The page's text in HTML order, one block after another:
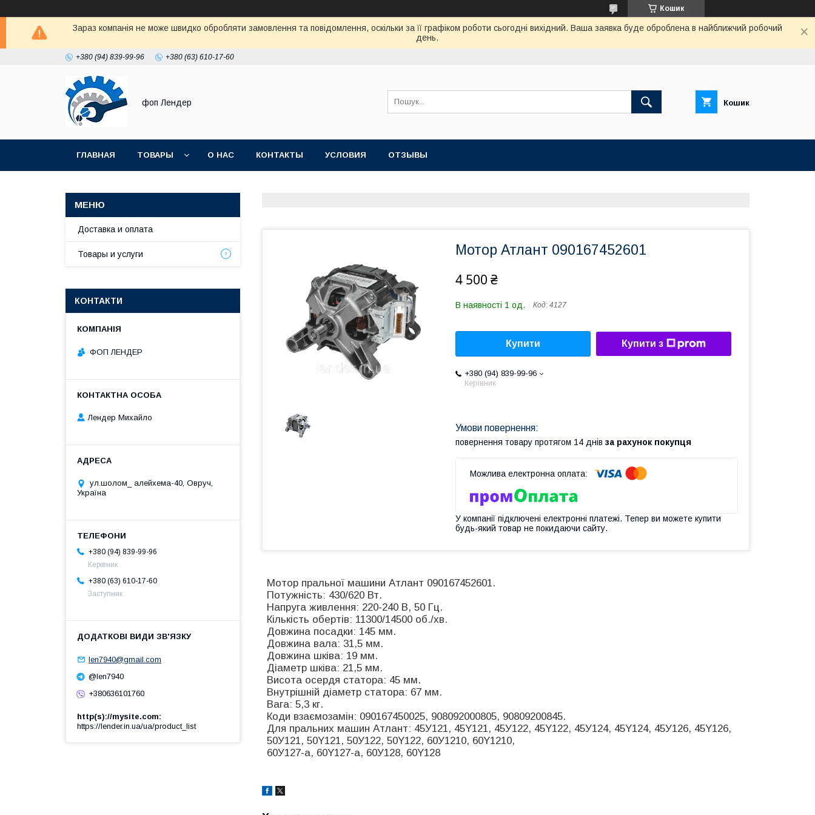
Кошик
Зараз компанія не може швидко обробляти замовлення та повідомлення, оскільки за її графіком роботи сьогодні вихідний. Ваша заявка буде оброблена в найближчий робочий
день.
+380 (94) 839-99-96 +380 (63) 610-17-60
фоп Лендер Кошик
ГЛАВНАЯ ТОВАРЫ О НАС КОНТАКТЫ УСЛОВИЯ ОТЗЫВЫ
Мотор Атлант 090167452601
4 500 ₴
В наявності 1 од. Код: 4127
Купити Купити з
+380 (94) 839-99-96
Керівник
повернення товару протягом 14 днів за рахунок покупця
У компанії підключені електронні платежі. Тепер ви можете купити
будь-який товар не покидаючи сайту.
Мотор пральної машини Атлант 090167452601.
Потужність: 430/620 Вт.
Напруга живлення: 220-240 В, 50 Гц.
Кількість обертів: 11300/14500 об./хв.
Довжина посадки: 145 мм.
Довжина вала: 31,5 мм.
Довжина шківа: 19 мм.
Діаметр шківа: 21,5 мм.
Висота осердя статора: 45 мм.
Внутрішній діаметр статора: 67 мм.
Вага: 5,3 кг.
Коди взаємозамін: 090167450025, 908092000805, 90809200845.
Для пральних машин Атлант: 45У121, 45Y121, 45У122, 45Y122, 45У124, 45Y124, 45У126, 45Y126,
50У121, 50Y121, 50У122, 50Y122, 60У1210, 60Y1210,
60У127-а, 60Y127-a, 60У128, 60Y128
Доставка и оплата
Товары и услуги
КОНТАКТИ
ФОП ЛЕНДЕР
Лендер Михайло
ул.шолом_ алейхема-40, Овруч,
Україна
+380 (94) 839-99-96
Керівник
+380 (63) 610-17-60
Заступник
len7940@gmail.com
@len7940
+380636101760
http(s)://mysite.com
https://lender.in.ua/ua/product_list